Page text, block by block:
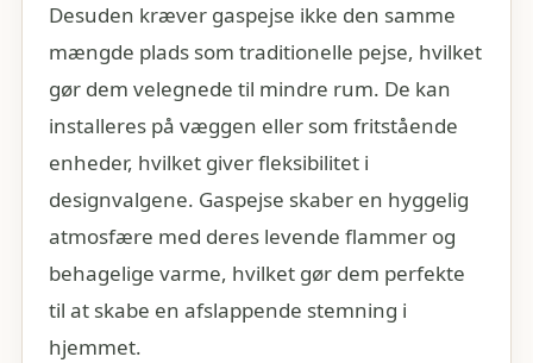
Desuden kræver gaspejse ikke den samme
mængde plads som traditionelle pejse, hvilket
gør dem velegnede til mindre rum. De kan
installeres på væggen eller som fritstående
enheder, hvilket giver fleksibilitet i
designvalgene. Gaspejse skaber en hyggelig
atmosfære med deres levende flammer og
behagelige varme, hvilket gør dem perfekte
til at skabe en afslappende stemning i
hjemmet.